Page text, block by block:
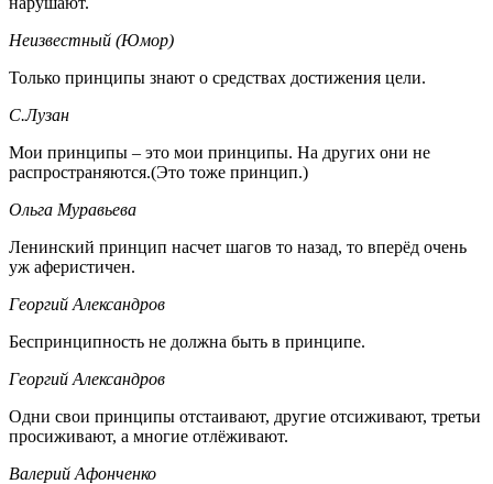
Неизвестный (Юмор)
Только принципы знают о средствах достижения цели.
С.Лузан
Мои принципы – это мои принципы. На других они не
распространяются.(Это тоже принцип.)
Ольга Муравьева
Ленинский принцип насчет шагов то назад, то вперёд очень
уж аферистичен.
Георгий Александров
Беспринципность не должна быть в принципе.
Георгий Александров
Одни свои принципы отстаивают, другие отсиживают, третьи
просиживают, а многие отлёживают.
Валерий Афонченко